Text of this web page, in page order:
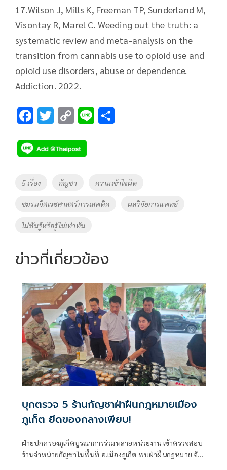
17.​Wilson J, Mills K, Freeman TP, Sunderland M,
Visontay R, Marel C. Weeding out the truth: a
systematic review and meta-analysis on the
transition from cannabis use to opioid use and
opioid use disorders, abuse or dependence.
Addiction. 2022.
F
e
b
o
o
k
T
tt
er
C
p
y
Li
n
k
Li
Tags
5 เรื่อง กัญชา ความเข้าใจผิด
ชมรมจิตเวชศาสตร์การเสพติด ผลวิจัยการแพทย์
ไม่ทันรู้หรือรู้ไม่เท่าทัน
ข่าวที่เกี่ยวข้อง
บุกตรวจ 5 ร้านกัญชาฝ่าฝืนกฎหมายเมือง
ภูเก็ต ยึดของกลางเพียบ!
ฝ่ายปกครองภูเก็ตบูรณาการร่วมหลายหน่วยงาน เข้าตรวจสอบ
ร้านจำหน่ายกัญชาในพื้นที่ อ.เมืองภูเก็ต พบฝ่าฝืนกฎหมาย จับ